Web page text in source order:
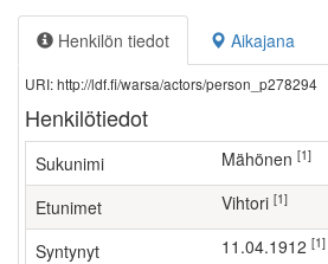
Henkilön tiedot Aikajana
URI: http://ldf.fi/warsa/actors/person_p278294
Henkilötiedot
Sukunimi Mähönen [1]
Etunimet Vihtori [1]
Syntynyt 11.04.1912 [1]